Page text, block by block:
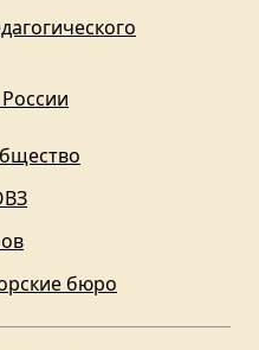
бюро